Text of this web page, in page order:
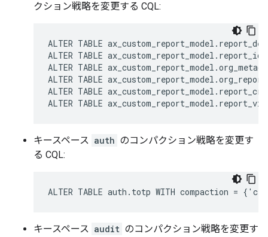
クション戦略を変更する CQL:
ALTER TABLE
ALTER TABLE
ALTER TABLE
ALTER TABLE
ALTER TABLE
ALTER TABLE
キースペース auth のコンパクション戦略を変更す
る CQL:
ALTER TABLE auth.totp WITH compaction =
キースペース audit のコンパクション戦略を変更す